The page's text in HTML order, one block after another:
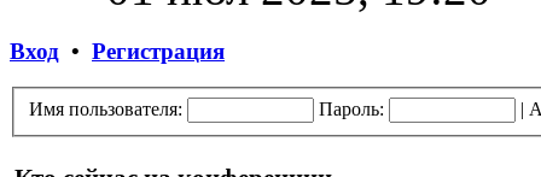
Вход • Регистрация
Имя пользователя: Пароль: |